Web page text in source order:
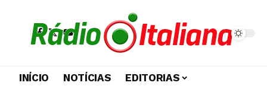
INÍCIO NOTÍCIAS
EDITORIAS